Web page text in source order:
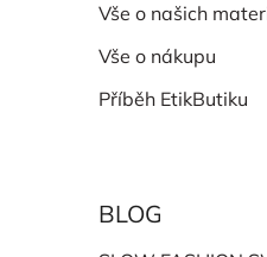
Vše o našich
Vše o nákupu
Příběh EtikButiku
BLOG